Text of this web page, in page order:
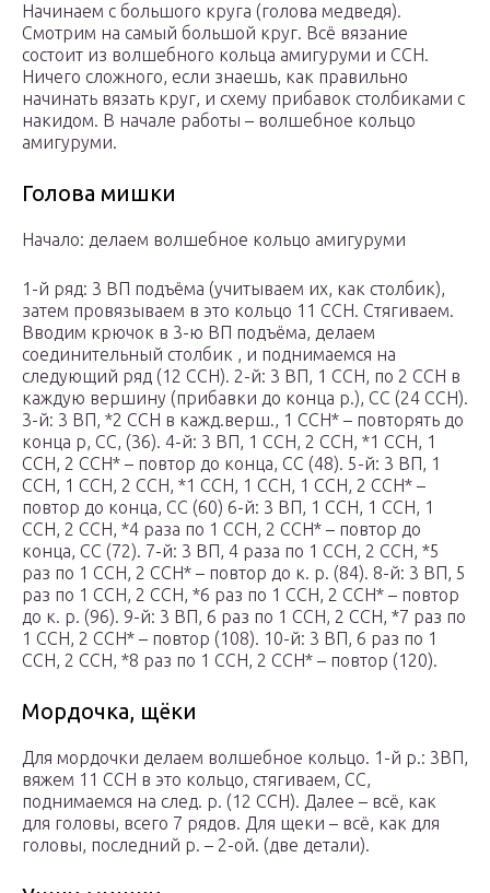
Начинаем с большого круга (голова медведя).
Смотрим на самый большой круг. Всё вязание
состоит из волшебного кольца амигуруми и ССН.
Ничего сложного, если знаешь, как правильно
начинать вязать круг, и схему прибавок столбиками с
накидом. В начале работы – волшебное кольцо
амигуруми.
Голова мишки
Начало: делаем волшебное кольцо амигуруми
1-й ряд: 3 ВП подъёма (учитываем их, как столбик),
затем провязываем в это кольцо 11 ССН. Стягиваем.
Вводим крючок в 3-ю ВП подъёма, делаем
соединительный столбик , и поднимаемся на
следующий ряд (12 ССН). 2-й: 3 ВП, 1 ССН, по 2 ССН в
каждую вершину (прибавки до конца р.), СС (24 ССН).
3-й: 3 ВП, *2 ССН в кажд.верш., 1 ССН* – повторять до
конца р, СС, (36). 4-й: 3 ВП, 1 ССН, 2 ССН, *1 ССН, 1
ССН, 2 ССН* – повтор до конца, СС (48). 5-й: 3 ВП, 1
ССН, 1 ССН, 2 ССН, *1 ССН, 1 ССН, 1 ССН, 2 ССН* –
повтор до конца, СС (60) 6-й: 3 ВП, 1 ССН, 1 ССН, 1
ССН, 2 ССН, *4 раза по 1 ССН, 2 ССН* – повтор до
конца, СС (72). 7-й: 3 ВП, 4 раза по 1 ССН, 2 ССН, *5
раз по 1 ССН, 2 ССН* – повтор до к. р. (84). 8-й: 3 ВП, 5
раз по 1 ССН, 2 ССН, *6 раз по 1 ССН, 2 ССН* – повтор
до к. р. (96). 9-й: 3 ВП, 6 раз по 1 ССН, 2 ССН, *7 раз по
1 ССН, 2 ССН* – повтор (108). 10-й: 3 ВП, 6 раз по 1
ССН, 2 ССН, *8 раз по 1 ССН, 2 ССН* – повтор (120).
Мордочка, щёки
Для мордочки делаем волшебное кольцо. 1-й р.: 3ВП,
вяжем 11 ССН в это кольцо, стягиваем, СС,
поднимаемся на след. р. (12 ССН). Далее – всё, как
для головы, всего 7 рядов. Для щеки – всё, как для
головы, последний р. – 2-ой. (две детали).